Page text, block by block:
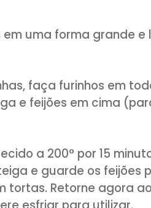
raspas do
ponto. Forme uma
geladeira por 30
a cobertura:
açúcar de
líquido no
Transfira para
assim ele